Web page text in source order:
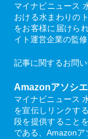
マイナビニュース
おける水まわりの
をお客様に届けら
イト運営企業の監
記事に関するお問
Amazonアソシ
マイナビニュース
を宣伝しリンクす
段を提供すること
である、Amazonア